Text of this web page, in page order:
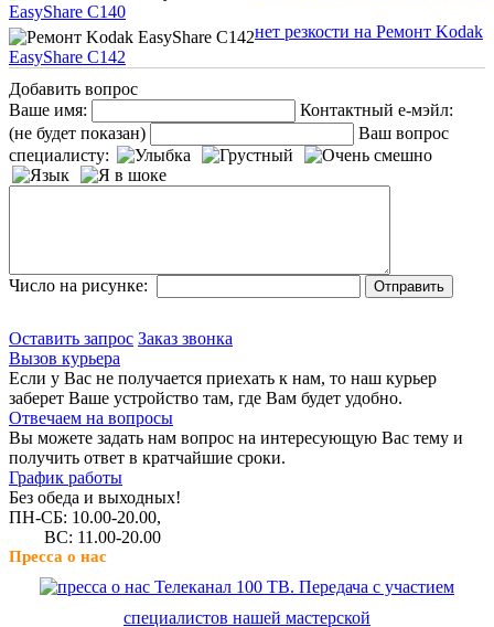
EasyShare C140
нет резкости на Ремонт Kodak
EasyShare C142
Добавить вопрос
Ваше имя:
Контактный е-мэйл:
(не будет показан)
Ваш вопрос
специалисту:
Число на рисунке:
Оставить запрос Заказ звонка
Вызов курьера
Если у Вас не получается приехать к нам, то наш курьер
заберет Ваше устройство там, где Вам будет удобно.
Отвечаем на вопросы
Вы можете задать нам вопрос на интересующую Вас тему и
получить ответ в кратчайшие сроки.
График работы
Без обеда и выходных!
ПН-СБ: 10.00-20.00,
ВС: 11.00-20.00
Пресса о нас
Телеканал 100 ТВ. Передача с участием
специалистов нашей мастерской